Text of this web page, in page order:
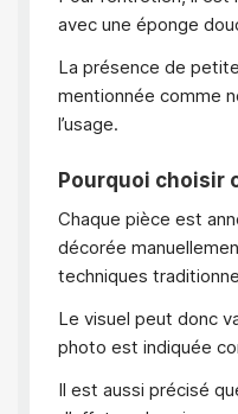
avec une éponge
La présence de
mentionnée comme
l’usage.
Pourquoi choisir
Chaque pièce est
décorée
techniques
Le visuel peut donc
photo est indiquée
Il est aussi précisé